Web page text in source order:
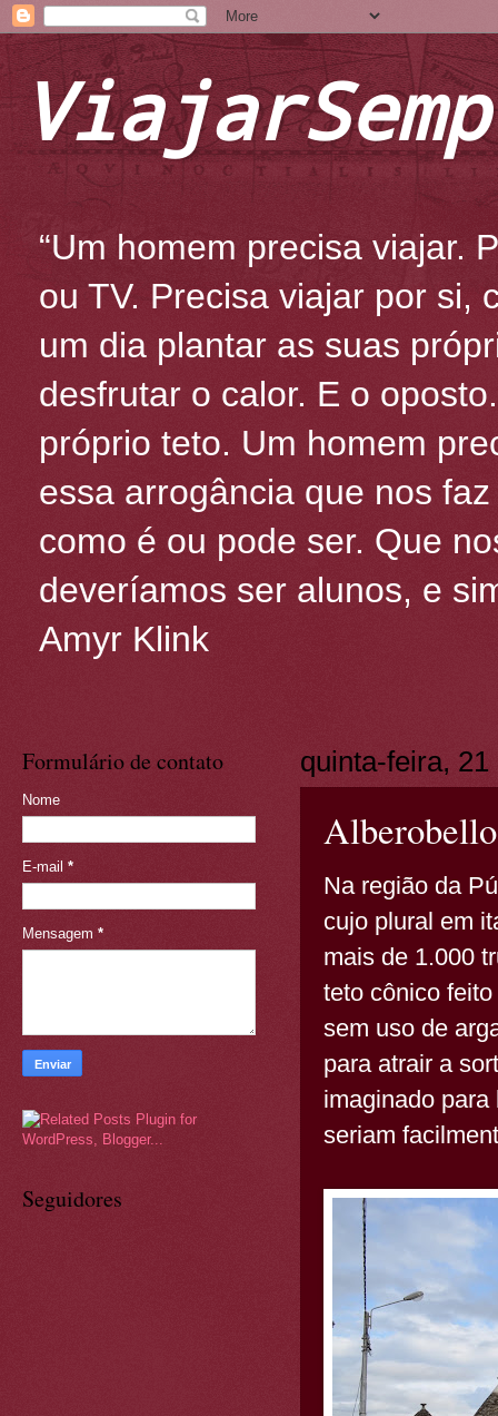
“Um homem precisa viajar.
ou TV. Precisa viajar por si,
um dia plantar as suas
desfrutar o calor. E o
próprio teto. Um homem
essa arrogância que nos
como é ou pode ser. Que
deveríamos ser alunos, e
Amyr Klink
quinta-feira,
Na região da
cujo plural em
mais de 1.000
teto cônico
sem uso de
para atrair a
imaginado
seriam
Formulário de contato
Nome
E-mail *
Mensagem *
Seguidores